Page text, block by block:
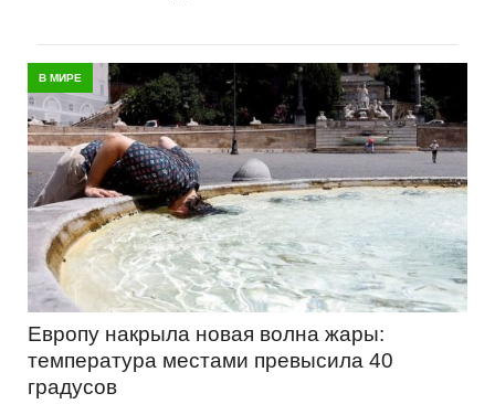
В МИРЕ
Европу накрыла новая волна жары:
температура местами превысила 40
градусов